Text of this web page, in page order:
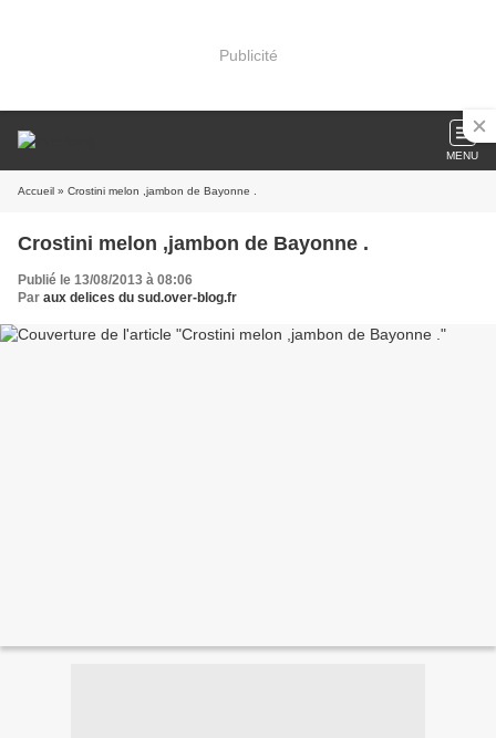
Publicité
MENU
Accueil » Crostini melon ,jambon de Bayonne .
Crostini melon ,jambon de Bayonne .
Publié le 13/08/2013 à 08:06
Par aux delices du sud.over-blog.fr